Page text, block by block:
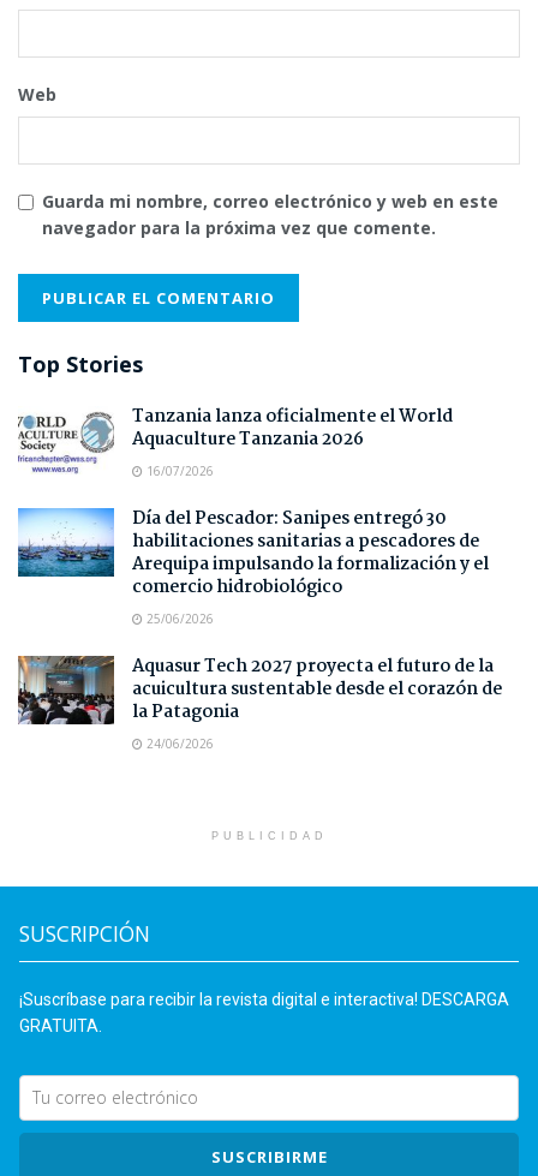
Web
Guarda mi nombre, correo electrónico y web en este
navegador para la próxima vez que comente.
Top Stories
Tanzania lanza oficialmente el World
Aquaculture Tanzania 2026
16/07/2026
Día del Pescador: Sanipes entregó 30
habilitaciones sanitarias a pescadores de
Arequipa impulsando la formalización y el
comercio hidrobiológico
25/06/2026
Aquasur Tech 2027 proyecta el futuro de la
acuicultura sustentable desde el corazón de
la Patagonia
24/06/2026
PUBLICIDAD
SUSCRIPCIÓN
¡Suscríbase para recibir la revista digital e interactiva! DESCARGA
GRATUITA.
SUSCRIBIRME